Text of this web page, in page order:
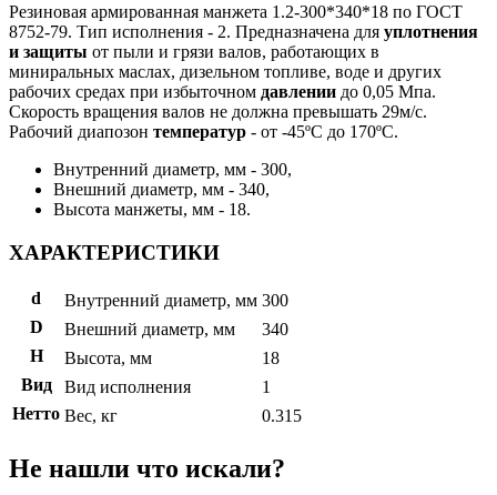
Резиновая армированная манжета 1.2-300*340*18 по ГОСТ
8752-79. Тип исполнения - 2. Предназначена для уплотнения
и защиты от пыли и грязи валов, работающих в
миниральных маслах, дизельном топливе, воде и других
рабочих средах при избыточном давлении до 0,05 Мпа.
Скорость вращения валов не должна превышать 29м/с.
Рабочий диапозон температур - от -45ºС до 170ºС.
Внутренний диаметр, мм - 300,
Внешний диаметр, мм - 340,
Высота манжеты, мм - 18.
ХАРАКТЕРИСТИКИ
d Внутренний диаметр, мм 300
D
Внешний диаметр, мм
340
H
Высота, мм
18
Вид
Вид исполнения
1
Нетто Вес, кг 0.315
Не нашли что искали?